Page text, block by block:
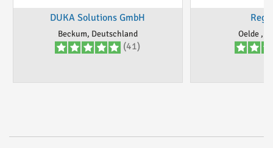
DUKA Solutions GmbH
Beckum, Deutschland
(41)
Oelde ,